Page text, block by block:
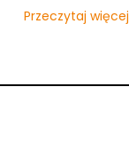
Przeczytaj więcej